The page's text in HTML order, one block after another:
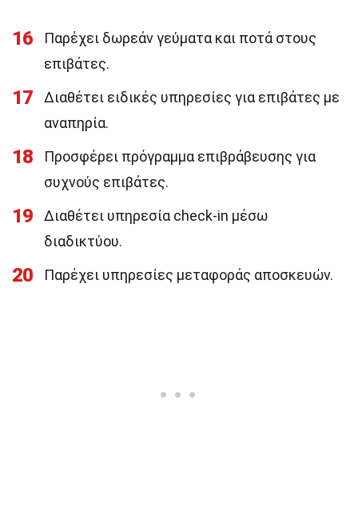
16
Παρέχει δωρεάν γεύματα και ποτά στους
επιβάτες.
17
Διαθέτει ειδικές υπηρεσίες για επιβάτες με
αναπηρία.
18
Προσφέρει πρόγραμμα επιβράβευσης για
συχνούς επιβάτες.
19
Διαθέτει υπηρεσία check-in μέσω
διαδικτύου.
20 Παρέχει υπηρεσίες μεταφοράς αποσκευών.